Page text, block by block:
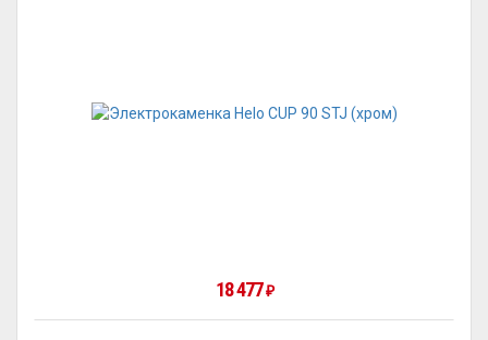
18 477₽